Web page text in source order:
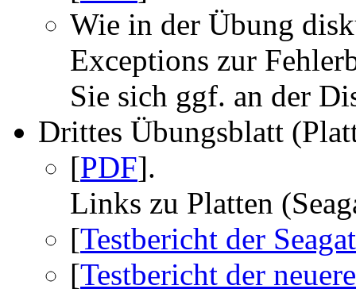
Wie in der Übung
Exceptions zur
Sie sich ggf. an der
Drittes Übungsblatt
[PDF].
Links zu Platten
[Testbericht der
[Testbericht der